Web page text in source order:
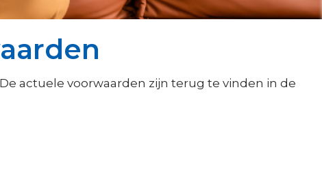
actuele voorwaarden zijn terug te vinden in de